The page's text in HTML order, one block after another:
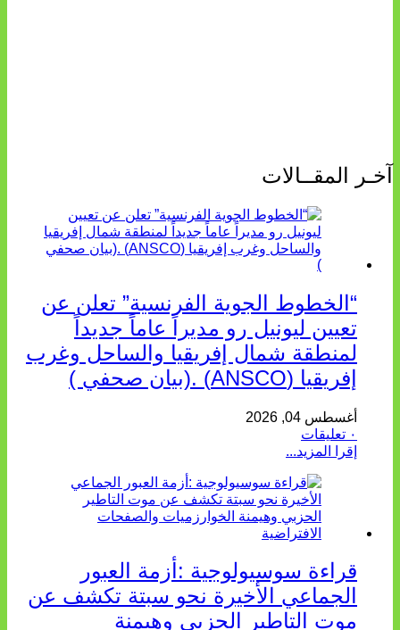
آخـر المقــالات
“الخطوط الجوية الفرنسية” تعلن عن
تعيين ليونيل رو مديراً عاماً جديداً
لمنطقة شمال إفريقيا والساحل وغرب
إفريقيا (ANSCO) .(بيان صحفي )
أغسطس 04, 2026
٠ تعليقات
إقرا المزيد...
قراءة سوسيولوجية :أزمة العبور
الجماعي الأخيرة نحو سبتة تكشف عن
موت التاطير الحزبي وهيمنة